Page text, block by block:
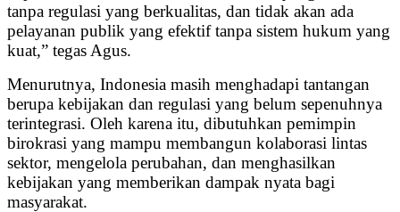
tanpa regulasi yang berkualitas, dan tidak akan ada
pelayanan publik yang efektif tanpa sistem hukum yang
kuat,” tegas Agus.
Menurutnya, Indonesia masih menghadapi tantangan
berupa kebijakan dan regulasi yang belum sepenuhnya
terintegrasi. Oleh karena itu, dibutuhkan pemimpin
birokrasi yang mampu membangun kolaborasi lintas
sektor, mengelola perubahan, dan menghasilkan
kebijakan yang memberikan dampak nyata bagi
masyarakat.